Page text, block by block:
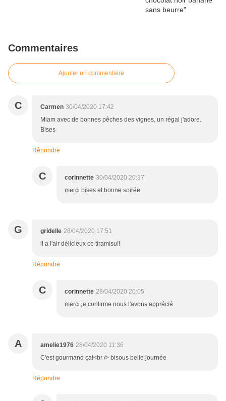
Commentaires
Ajouter un commentaire
C Carmen 30/04/2020 17:42
Miam avec de bonnes pêches des vignes, un régal j'adore.
Bises
Répondre
C corinnette 30/04/2020 20:37
merci bises et bonne soirée
G gridelle 28/04/2020 17:51
il a l'air délicieux ce tiramisu!!
Répondre
C corinnette 28/04/2020 20:05
merci je confirme nous l'avons apprécié
A amelie1976 28/04/2020 11:36
C'est gourmand ça!<br /> bisous belle journée
Répondre